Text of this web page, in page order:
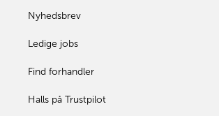
Nyhedsbrev
Ledige jobs
Find forhandler
Halls på Trustpilot